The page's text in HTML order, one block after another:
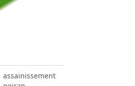
assainissement